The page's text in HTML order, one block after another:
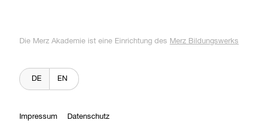
Die Merz Akademie ist eine Einrichtung des Merz Bildungswerks
DE EN
Impressum Datenschutz